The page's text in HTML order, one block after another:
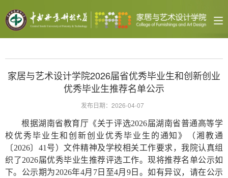
家居与艺术设计学院2026届省优秀毕业生和创新创业
优秀毕业生推荐名单公示
发布日期：2026-04-07
根据湖南省教育厅《关于评选2026届湖南省普通高等学
校优秀毕业生和创新创业优秀毕业生的通知》（湘教通
〔2026〕41号） 文件精神及学校相关工作要求，我院认真组
织了2026届优秀毕业生推荐评选工作。现将推荐名单公示如
下。公示期为2026年4月7日至4月9日。如有异议，请在公示